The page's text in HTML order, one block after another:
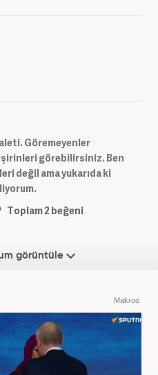
Göremeyenler
şirinleri görebilirsiniz. Ben
değil ama yukarıda ki
Toplam2beğeni
görüntüle
Makroo